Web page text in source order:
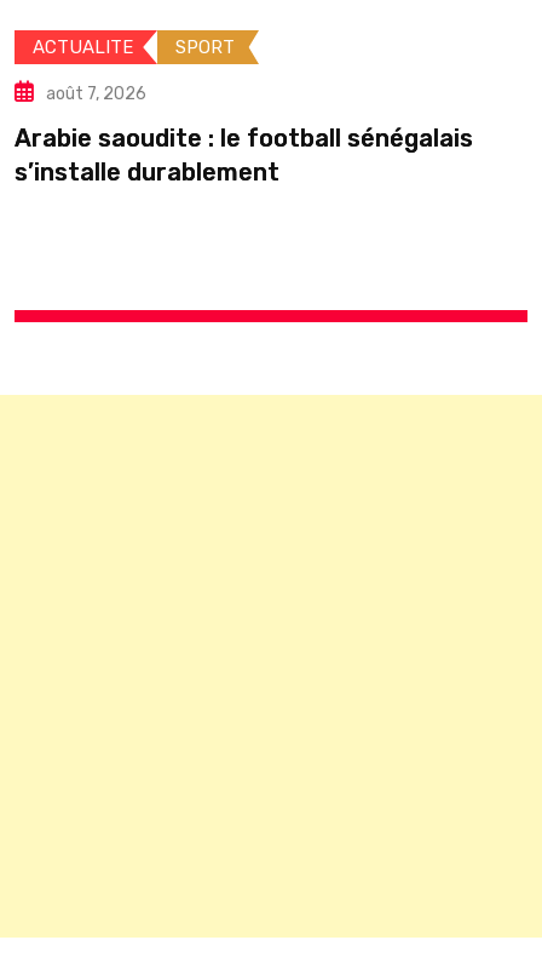
ACTUALITE SPORT
août 7, 2026
Arabie saoudite : le football sénégalais
s’installe durablement